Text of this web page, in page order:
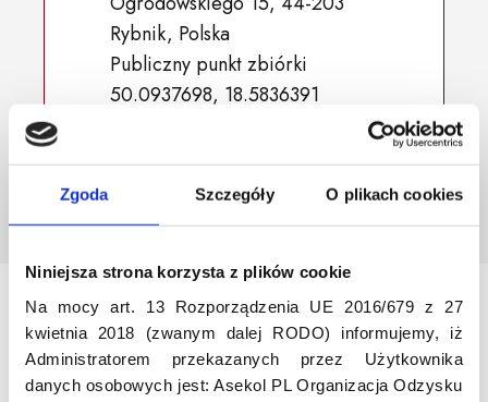
Zgoda Szczegóły O plikach cookies
Niniejsza strona korzysta z plików cookie
Na mocy art. 13 Rozporządzenia UE 2016/679 z 27
kwietnia 2018 (zwanym dalej RODO) informujemy, iż
Administratorem przekazanych przez Użytkownika
danych osobowych jest: Asekol PL Organizacja Odzysku
Rybnik, Polska
Publiczny punkt zbiórki
50.0937698, 18.5836391
Odwiedź nas